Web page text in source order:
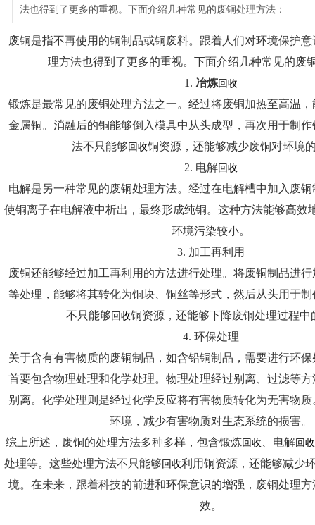
法也得到了更多的重视。下面介绍几种常见的废铜处理方法：
废铜是指不再使用的铜制品或铜废料。跟着人们对环境保护
理方法也得到了更多的重视。下面介绍几种常见的废
1. 冶炼回收
锻炼是最常见的废铜处理方法之一。经过将废铜加热至高温
金属铜。消融后的铜能够倒入模具中从头成型，再次用于制
法不只能够回收铜资源，还能够减少废铜对环境
2. 电解回收
电解是另一种常见的废铜处理方法。经过在电解槽中加入废
使铜离子在电解液中析出，最终形成纯铜。这种方法能够高效
环境污染较小。
3. 加工再利用
废铜还能够经过加工再利用的方法进行处理。将废铜制品进
等处理，能够将其转化为铜块、铜丝等形式，然后从头用于
不只能够回收铜资源，还能够下降废铜处理过程中
4. 环保处理
关于含有有害物质的废铜制品，如含铅铜制品，需要进行环
首要包含物理处理和化学处理。物理处理经过别离、过滤等
别离。化学处理则是经过化学反应将有害物质转化为无害物
环境，减少有害物质对生态系统的损害。
综上所述，废铜的处理方法多种多样，包含锻炼回收 、电解回收
处理等。这些处理方法不只能够回收利用铜资源，还能够减少
境。在未来，跟着科技的前进和环保意识的增强，废铜处理
效。